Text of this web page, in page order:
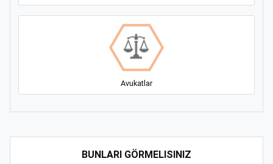
BUNLARI GÖRMELISINIZ
Αvukatlar